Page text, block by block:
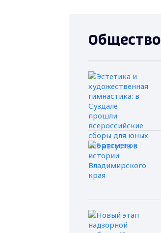
Общество